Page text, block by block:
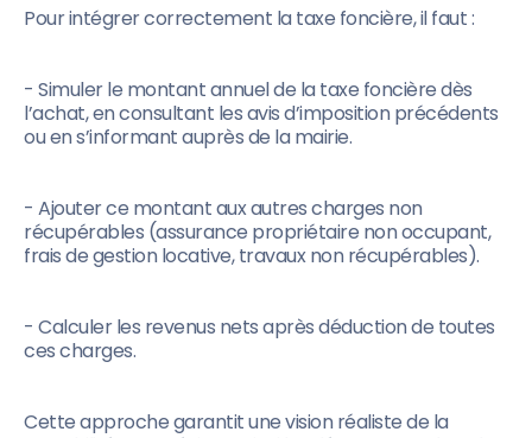
Pour intégrer correctement la taxe foncière, il faut :
- Simuler le montant annuel de la taxe foncière dès
l’achat, en consultant les avis d’imposition précédents
ou en s’informant auprès de la mairie.
- Ajouter ce montant aux autres charges non
récupérables (assurance propriétaire non occupant,
frais de gestion locative, travaux non récupérables).
- Calculer les revenus nets après déduction de toutes
ces charges.
Cette approche garantit une vision réaliste de la